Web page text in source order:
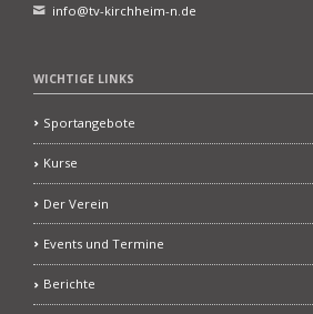
info@tv-kirchheim-n.de
WICHTIGE LINKS
Sportangebote
Kurse
Der Verein
Events und Termine
Berichte